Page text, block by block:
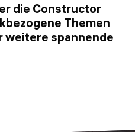
die Constructor
Themen
weitere spannende